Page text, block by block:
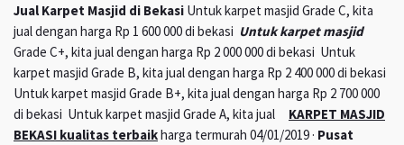
Jual Karpet Masjid di Bekasi Untuk karpet masjid Grade C, kita
jual dengan harga Rp 1 600 000 di bekasi Untuk karpet masjid
Grade C+, kita jual dengan harga Rp 2 000 000 di bekasi Untuk
karpet masjid Grade B, kita jual dengan harga Rp 2 400 000 di bekasi
Untuk karpet masjid Grade B+, kita jual dengan harga Rp 2 700 000
di bekasi Untuk karpet masjid Grade A, kita jual KARPET MASJID
BEKASI kualitas terbaikharga termurah 04/01/2019 · Pusat